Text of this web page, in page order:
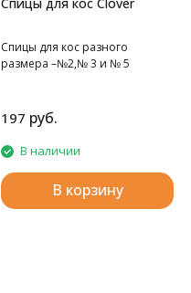
Спицы для кос разного
размера –№2,№ 3 и № 5
197 руб.
В наличии
В корзину